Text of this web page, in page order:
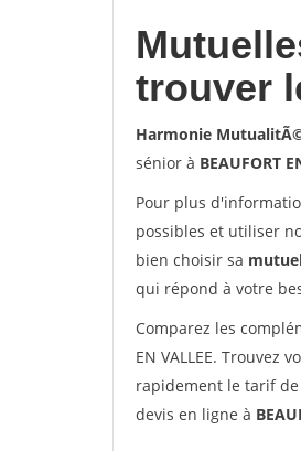
trouver
Harmonie MutualitÃ©
sénior à BEAUFORT
Pour plus
possibles et utiliser
bien choisir sa
qui répond à votre
Comparez les
EN VALLEE. Trouvez
rapidement le tarif
devis en ligne à